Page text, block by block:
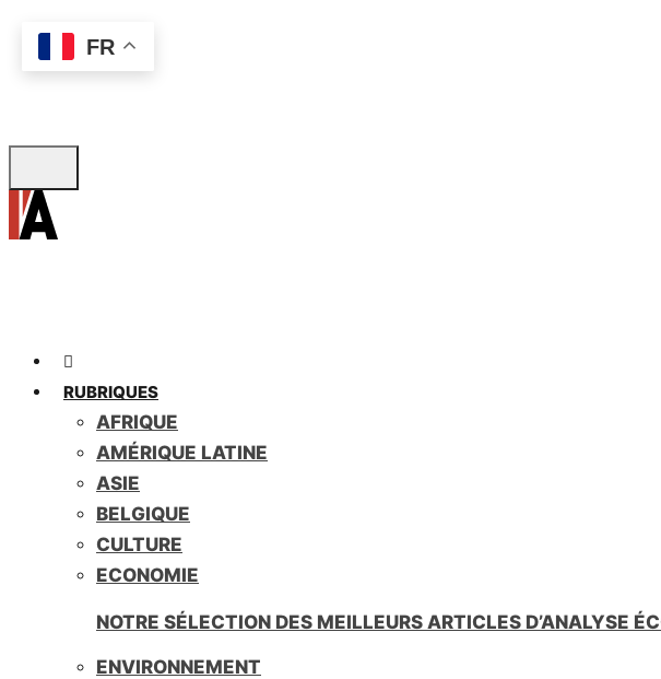
RUBRIQUES
AFRIQUE
AMÉRIQUE LATINE
ASIE
BELGIQUE
CULTURE
ECONOMIE
NOTRE SÉLECTION DES MEILLEURS ARTICLES D’ANALYSE
ENVIRONNEMENT
FR